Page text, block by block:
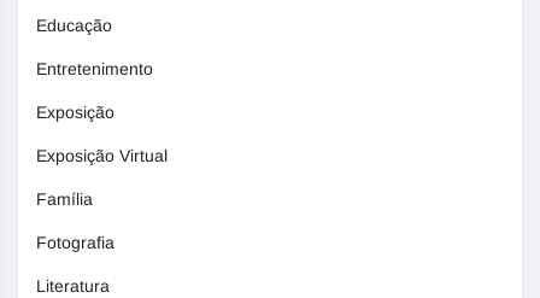
Educação
Entretenimento
Exposição
Exposição Virtual
Família
Fotografia
Literatura